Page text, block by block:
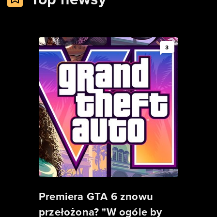
3
Premiera GTA 6 znowu
przełożona? "W ogóle by